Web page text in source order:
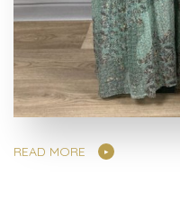
READ MORE